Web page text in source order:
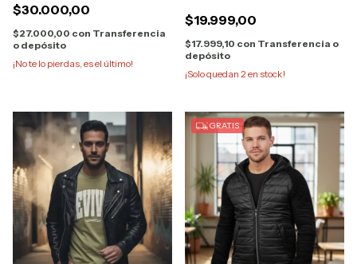
$30.000,00
$27.000,00 con Transferencia
o depósito
¡No te lo pierdas, es el último!
$19.999,00
$17.999,10 con Transferencia o
depósito
¡Solo quedan 2 en stock!
GRATIS